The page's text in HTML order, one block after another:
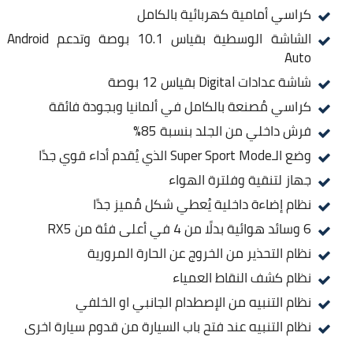
كراسي أمامية كهربائية بالكامل
الشاشة الوسطية بقياس 10.1 بوصة وتدعم Android
Auto
شاشة عدادات Digital بقياس 12 بوصة
كراسي مُصنعة بالكامل في ألمانيا وبجودة فائقة
فرش داخلي من الجلد بنسبة 85%
وضع الـSuper Sport Mode الذي يُقدم أداء قوي جدًا
جهاز لتنقية وفلترة الهواء
نظام إضاءة داخلية يُعطي شكل مُميز جدًا
6 وسائد هوائية بدلًا من 4 في أعلى فئة من RX5
نظام التحذير من الخروج عن الحارة المرورية
نظام كشف النقاط العمياء
نظام التنبيه من الإصطدام الجانبي او الخلفي
نظام التنبيه عند فتح باب السيارة من قدوم سيارة اخرى